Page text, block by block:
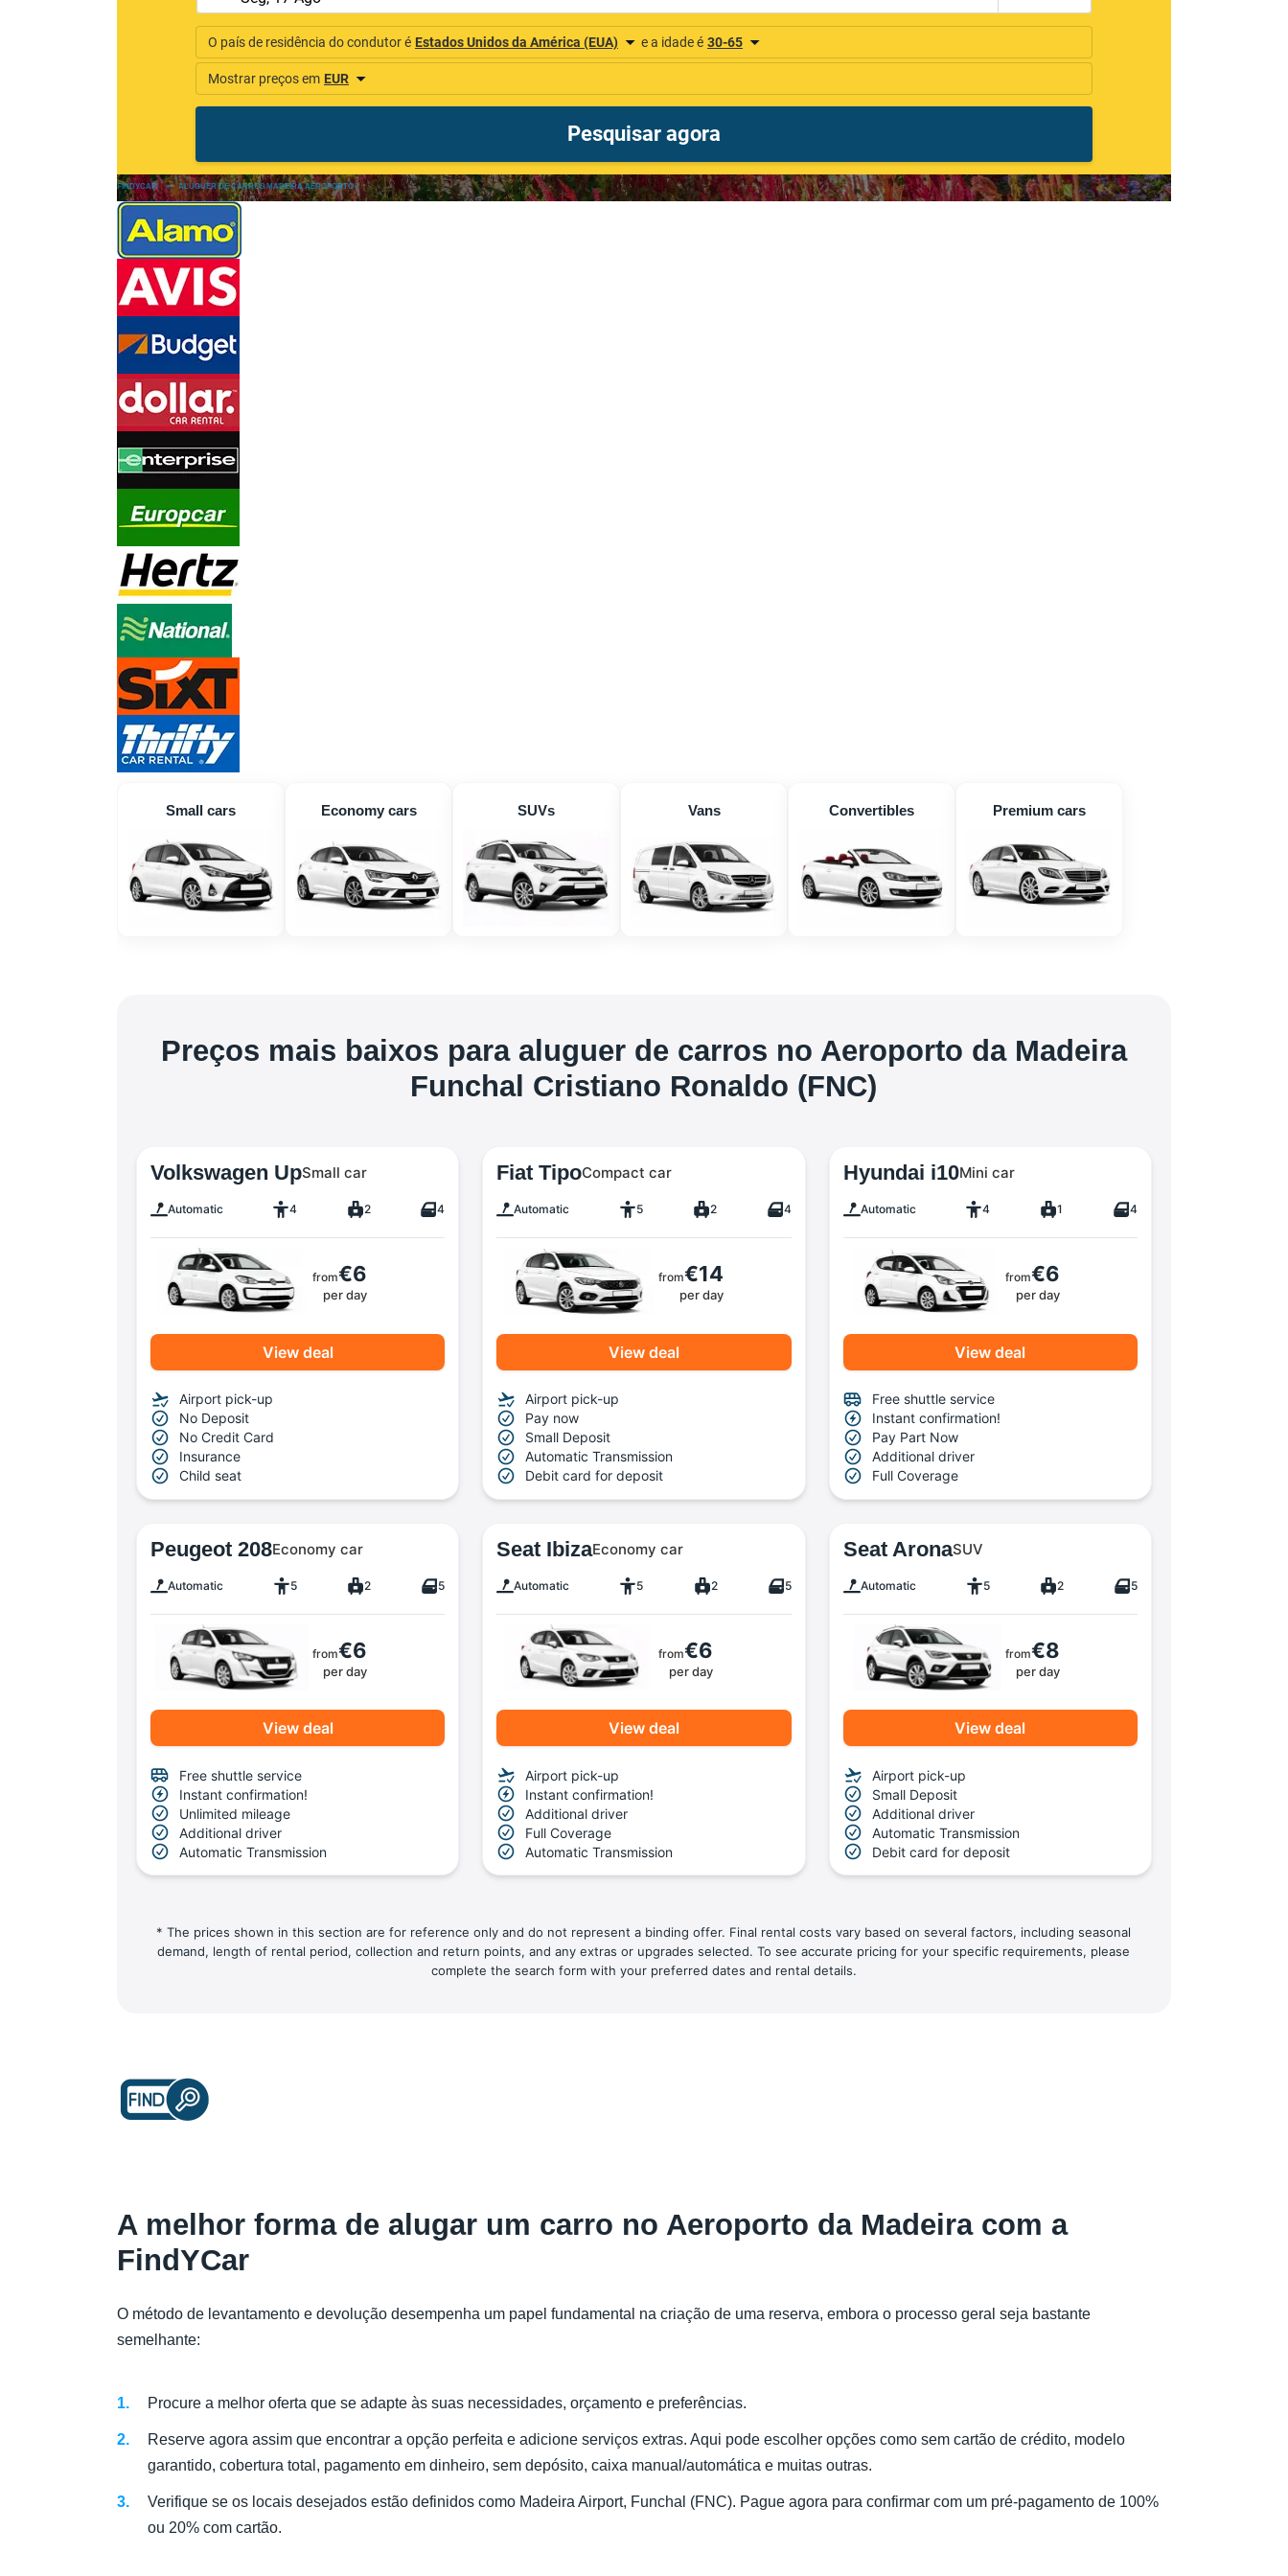
FINDYCAR » ALUGUER DE CARROS MADEIRA AEROPORTO
Small cars Economy cars SUVs Vans Convertibles Premium cars
Preços mais baixos para aluguer de carros no Aeroporto da Madeira
Funchal Cristiano Ronaldo (FNC)
Volkswagen UpSmall car
Automatic 4 2 4
from€6
per day
View deal
Airport pick-up
No Deposit
No Credit Card
Insurance
Child seat
Fiat TipoCompact car
Automatic 5 2 4
from€14
per day
View deal
Airport pick-up
Pay now
Small Deposit
Automatic Transmission
Debit card for deposit
Hyundai i10Mini car
Automatic 4 1 4
from€6
per day
View deal
Free shuttle service
Instant confirmation!
Pay Part Now
Additional driver
Full Coverage
Peugeot 208Economy car
Automatic 5 2 5
from€6
per day
View deal
Free shuttle service
Instant confirmation!
Unlimited mileage
Additional driver
Automatic Transmission
Seat IbizaEconomy car
Automatic 5 2 5
from€6
per day
View deal
Airport pick-up
Instant confirmation!
Additional driver
Full Coverage
Automatic Transmission
Seat AronaSUV
Automatic 5 2 5
from€8
per day
View deal
Airport pick-up
Small Deposit
Additional driver
Automatic Transmission
Debit card for deposit
* The prices shown in this section are for reference only and do not represent a binding offer. Final rental costs vary based on several factors, including seasonal
demand, length of rental period, collection and return points, and any extras or upgrades selected. To see accurate pricing for your specific requirements, please
complete the search form with your preferred dates and rental details.
A melhor forma de alugar um carro no Aeroporto da Madeira com a
FindYCar
O método de levantamento e devolução desempenha um papel fundamental na criação de uma reserva, embora o processo geral seja bastante
semelhante:
Procure a melhor oferta que se adapte às suas necessidades, orçamento e preferências.
Reserve agora assim que encontrar a opção perfeita e adicione serviços extras. Aqui pode escolher opções como sem cartão de crédito, modelo
garantido, cobertura total, pagamento em dinheiro, sem depósito, caixa manual/automática e muitas outras.
Verifique se os locais desejados estão definidos como Madeira Airport, Funchal (FNC). Pague agora para confirmar com um pré-pagamento de 100%
ou 20% com cartão.